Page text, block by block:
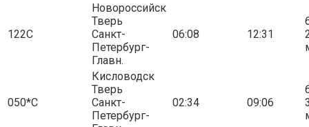
122С
Новороссийск
Тверь
Санкт-
Петербург-
Главн.
06:08 12:31
050*С
Кисловодск
Тверь
Санкт-
Петербург-
02:34 09:06